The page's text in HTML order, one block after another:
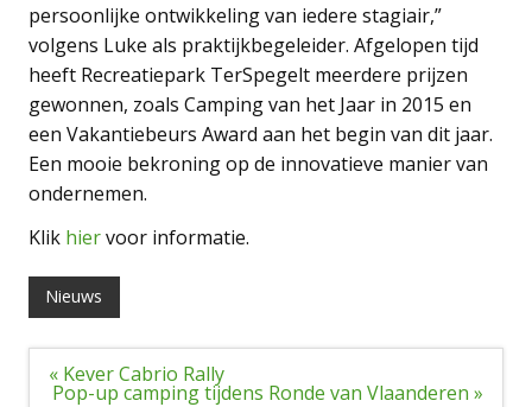
persoonlijke ontwikkeling van iedere stagiair,”
volgens Luke als praktijkbegeleider. Afgelopen tijd
heeft Recreatiepark TerSpegelt meerdere prijzen
gewonnen, zoals Camping van het Jaar in 2015 en
een Vakantiebeurs Award aan het begin van dit jaar.
Een mooie bekroning op de innovatieve manier van
ondernemen.
Klik hiervoor informatie.
Nieuws
Bericht
navigatie
« Kever Cabrio Rally
Pop-up camping tijdens Ronde van Vlaanderen »